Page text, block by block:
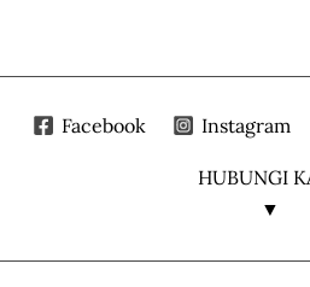
Facebook Instagram
HUBUNGI
▼